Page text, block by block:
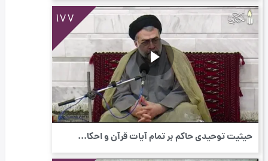
177
حیثیت توحیدی حاکم بر تمام آیات قرآن و احکا...